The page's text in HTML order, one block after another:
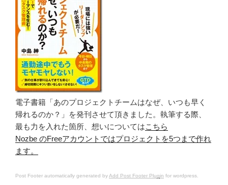
電子書籍「あのプロジェクトチームはなぜ、いつも早く
帰れるのか？」を発刊させて頂きました。執筆する際、
最も力を入れた箇所、想いについてはこちら
Nozbe のFreeアカウントではプロジェクトを5つまで作れ
ます。
Post Footer automatically generated byAdd Post Footer Plugin for wordpress.